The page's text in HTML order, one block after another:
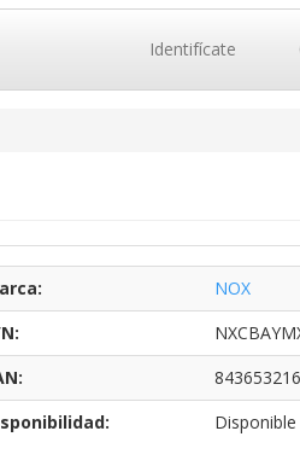
Identifícate
NOX
Disponible